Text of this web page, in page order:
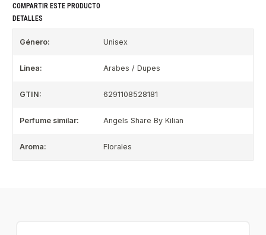
COMPARTIR ESTE PRODUCTO
DETALLES
Género: Unisex
Linea: Arabes / Dupes
GTIN: 6291108528181
Perfume similar: Angels Share By Kilian
Aroma: Florales